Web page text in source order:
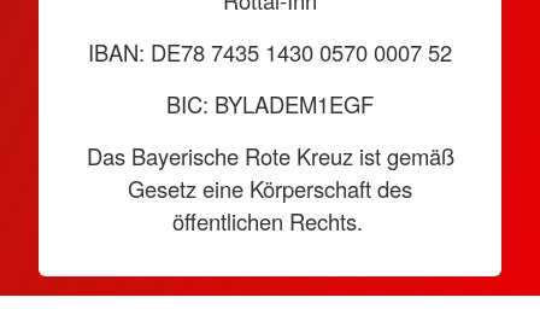
IBAN: DE78 7435 1430 0570 0007 52
BIC: BYLADEM1EGF
Das Bayerische Rote Kreuz ist gemäß
Gesetz eine Körperschaft des
öffentlichen Rechts.